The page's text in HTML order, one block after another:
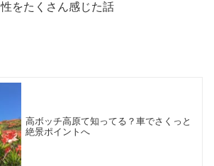
性をたくさん感じた話
高ボッチ高原て知ってる？車でさくっと
絶景ポイントへ